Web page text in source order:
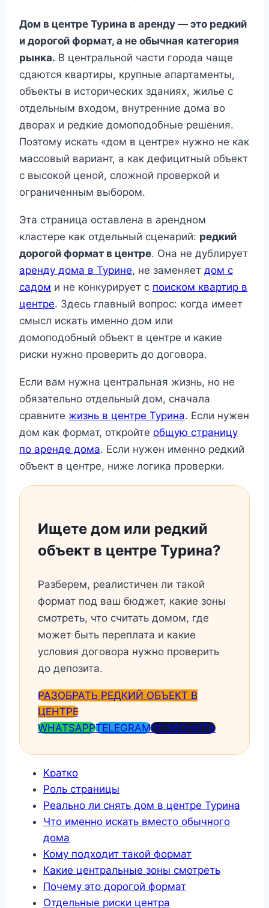
Дом в центре Турина в аренду — это редкий
и дорогой формат, а не обычная категория
рынка. В центральной части города чаще
сдаются квартиры, крупные апартаменты,
объекты в исторических зданиях, жилье с
отдельным входом, внутренние дома во
дворах и редкие домоподобные решения.
Поэтому искать «дом в центре» нужно не как
массовый вариант, а как дефицитный объект
с высокой ценой, сложной проверкой и
ограниченным выбором.
Эта страница оставлена в арендном
кластере как отдельный сценарий: редкий
дорогой формат в центре. Она не дублирует
аренду дома в Турине, не заменяет дом с
садом и не конкурирует с поиском квартир в
центре. Здесь главный вопрос: когда имеет
смысл искать именно дом или
домоподобный объект в центре и какие
риски нужно проверить до договора.
Если вам нужна центральная жизнь, но не
обязательно отдельный дом, сначала
сравните жизнь в центре Турина. Если нужен
дом как формат, откройте общую страницу
по аренде дома. Если нужен именно редкий
объект в центре, ниже логика проверки.
Ищете дом или редкий
объект в центре Турина?
Разберем, реалистичен ли такой
формат под ваш бюджет, какие зоны
смотреть, что считать домом, где
может быть переплата и какие
условия договора нужно проверить
до депозита.
РАЗОБРАТЬ РЕДКИЙ ОБЪЕКТ В
ЦЕНТРЕ
WHATSAPPTELEGRAMПОЗВОНИТЬ
Кратко
Роль страницы
Реально ли снять дом в центре Турина
Что именно искать вместо обычного
дома
Кому подходит такой формат
Какие центральные зоны смотреть
Почему это дорогой формат
Отдельные риски центра